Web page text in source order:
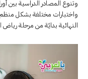
وتنوع المصادر الدراسية بين
واختبارات مختلفة بشكل
النهائية بدايًة من مرحلة رياض